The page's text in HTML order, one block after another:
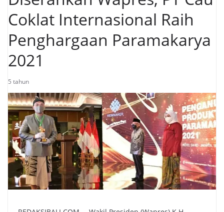
Coklat Internasional Raih
Penghargaan Paramakarya
2021
5 tahun